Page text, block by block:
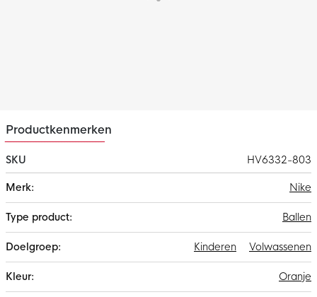
Productkenmerken
SKU
HV6332-803
informatie
Nike
Ballen
Volwassenen
Kinderen
Oranje